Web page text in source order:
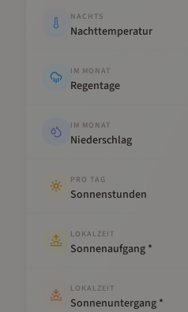
NACHTS
Nachttemperatur
IM MONAT
Regentage
IM MONAT
Niederschlag
PRO TAG
Sonnenstunden
LOKALZEIT
Sonnenaufgang *
LOKALZEIT
Sonnenuntergang *